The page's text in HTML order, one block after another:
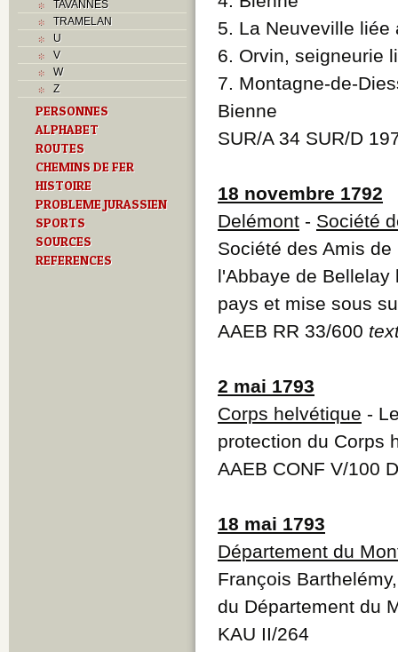
TAVANNES
TRAMELAN
U
V
W
Z
PERSONNES
ALPHABET
ROUTES
CHEMINS DE FER
HISTOIRE
PROBLEME JURASSIEN
SPORTS
SOURCES
REFERENCES
5. La Neuveville liée
6. Orvin, seigneurie
7. Montagne-de-
Bienne
SUR/A 34 SUR/D
18 novembre 1792
Delémont - Société
Société des Amis
l'Abbaye de Bellelay
pays et mise sous
AAEB RR 33/600
2 mai 1793
Corps helvétique -
protection du Corps
AAEB CONF V/100
18 mai 1793
Département du
François
du Département du
KAU II/264